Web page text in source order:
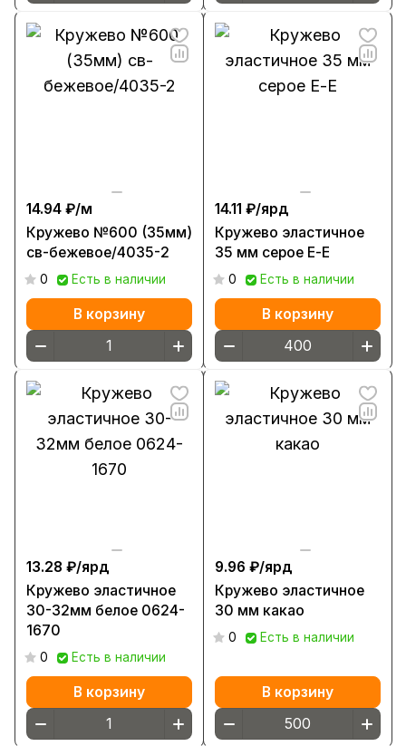
14.94 ₽/м
Кружево №600 (35мм)
св-бежевое/4035-2
0 Есть в наличии
В корзину
14.11 ₽/ярд
Кружево эластичное
35 мм серое Е-Е
0 Есть в наличии
В корзину
13.28 ₽/ярд
Кружево эластичное
30-32мм белое 0624-
1670
0 Есть в наличии
В корзину
9.96 ₽/ярд
Кружево эластичное
30 мм какао
0 Есть в наличии
В корзину